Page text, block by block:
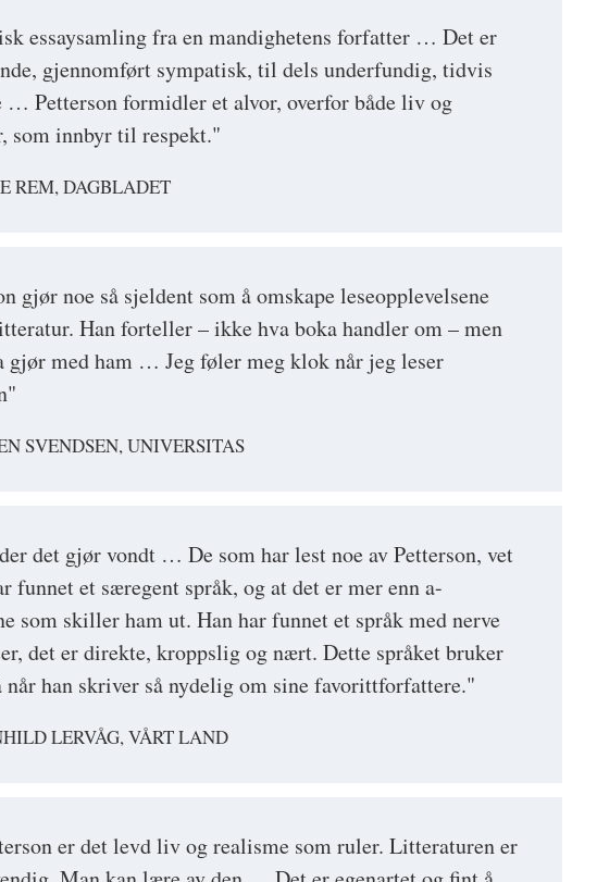
essaysamling fra en mandighetens forfatter … Det er
gjennomført sympatisk, til dels underfundig, tidvis
… Petterson formidler et alvor, overfor både liv og
som innbyr til respekt."
REM, DAGBLADET
gjør noe så sjeldent som å omskape leseopplevelsene
Han forteller – ikke hva boka handler om – men
gjør med ham … Jeg føler meg klok når jeg leser
SVENDSEN, UNIVERSITAS
det gjør vondt … De som har lest noe av Petterson, vet
funnet et særegent språk, og at det er mer enn a-
som skiller ham ut. Han har funnet et språk med nerve
det er direkte, kroppslig og nært. Dette språket bruker
når han skriver så nydelig om sine favorittforfattere."
LERVÅG, VÅRT LAND
er det levd liv og realisme som ruler. Litteraturen er